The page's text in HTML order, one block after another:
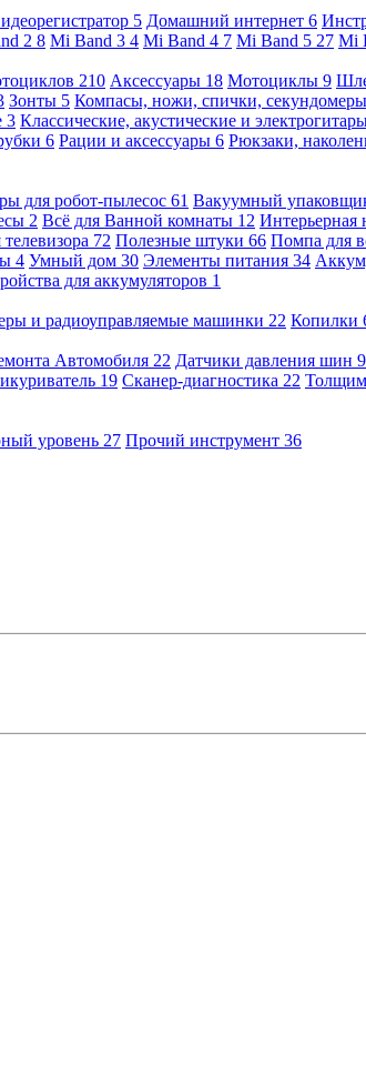
5 Домашний интернет 6
2 8 Mi Band 3 4 Mi Band 4 7 Mi Band 5 27 Mi
210 Аксессуары 18 Мотоциклы 9
Зонты 5 Компасы, ножи, спички, секундомеры
3 Классические, акустические и
6 Рации и аксессуары 6 Рюкзаки,
для робот-пылесос 61 Вакуумный
2 Всё для Ванной комнаты 12 Интерьерная
72 Полезные штуки 66 Помпа для
4 Умный дом 30 Элементы питания 34
для аккумуляторов 1
и радиоуправляемые машинки 22 Копилки
Автомобиля 22 Датчики давления шин 9
19 Сканер-диагностика 22
уровень 27 Прочий инструмент 36